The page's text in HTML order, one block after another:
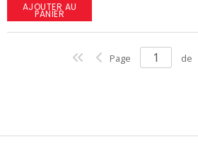
AJOUTER AU
PANIER
Page de